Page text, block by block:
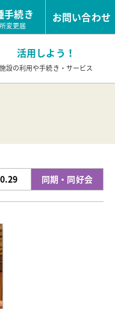
手続き
変更届
お問い合わせ
活用しよう！
施設の利用や手続き・サービス
同期・同好会